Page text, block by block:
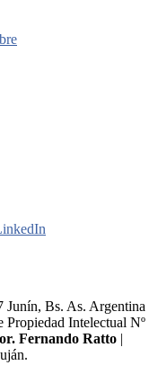
Junín, Bs. As. Argentina
Intelectual Nº
Fernando Ratto |